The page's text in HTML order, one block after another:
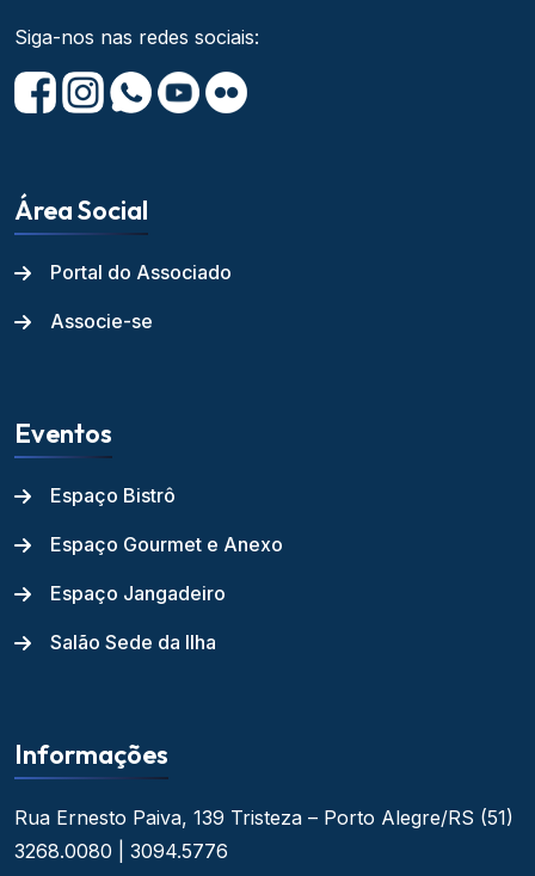
Siga-nos nas redes sociais:
Área Social
Portal do Associado
Associe-se
Eventos
Espaço Bistrô
Espaço Gourmet e Anexo
Espaço Jangadeiro
Salão Sede da Ilha
Informações
Rua Ernesto Paiva, 139 Tristeza – Porto Alegre/RS (51)
3268.0080 | 3094.5776